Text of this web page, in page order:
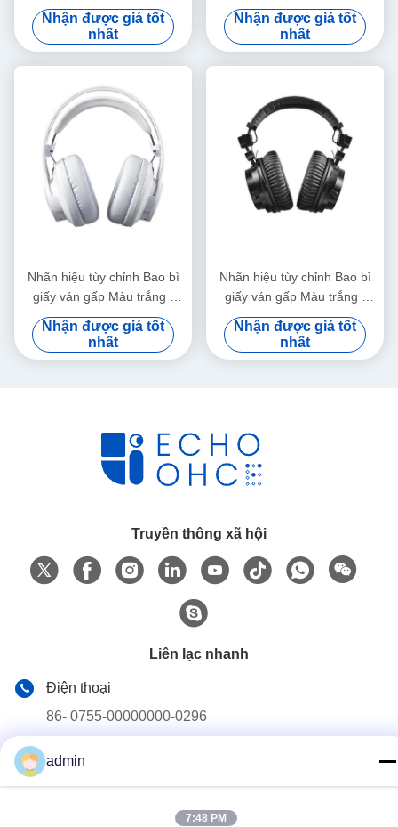
Đen / Vàng hồng Hộp quà từ
tính sang trọng với nắp ruy
băng
Nhận được giá tốt
nhất
Đen / Vàng hồng Hộp quà từ
tính sang trọng với nắp ruy
băng
Nhận được giá tốt
nhất
Nhãn hiệu tùy chỉnh Bao bì
giấy ván gấp Màu trắng /
Đen / Vàng hồng Hộp quà từ
tính sang trọng với nắp ruy
băng
Nhận được giá tốt
nhất
Nhãn hiệu tùy chỉnh Bao bì
giấy ván gấp Màu trắng /
Đen / Vàng hồng Hộp quà từ
tính sang trọng với nắp ruy
băng
Nhận được giá tốt
nhất
Truyền thông xã hội
Liên lạc nhanh
Điện thoại
86- 0755-00000000-0296
Email
admin
7:48 PM